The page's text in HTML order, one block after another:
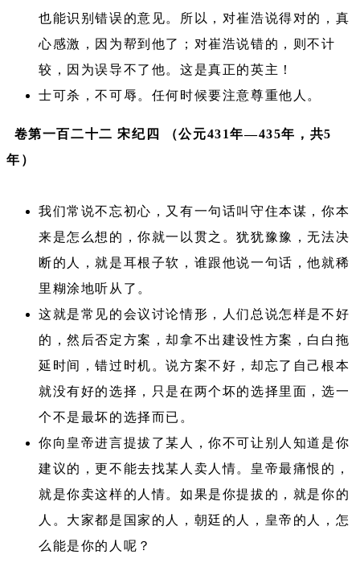
也能识别错误的意见。所以，对崔浩说得对的，真
心感激，因为帮到他了；对崔浩说错的，则不计
较，因为误导不了他。这是真正的英主！
士可杀，不可辱。任何时候要注意尊重他人。
卷第一百二十二 宋纪四 （公元431年—435年，共5
年）
我们常说不忘初心，又有一句话叫守住本谋，你本
来是怎么想的，你就一以贯之。犹犹豫豫，无法决
断的人，就是耳根子软，谁跟他说一句话，他就稀
里糊涂地听从了。
这就是常见的会议讨论情形，人们总说怎样是不好
的，然后否定方案，却拿不出建设性方案，白白拖
延时间，错过时机。说方案不好，却忘了自己根本
就没有好的选择，只是在两个坏的选择里面，选一
个不是最坏的选择而已。
你向皇帝进言提拔了某人，你不可让别人知道是你
建议的，更不能去找某人卖人情。皇帝最痛恨的，
就是你卖这样的人情。如果是你提拔的，就是你的
人。大家都是国家的人，朝廷的人，皇帝的人，怎
么能是你的人呢？